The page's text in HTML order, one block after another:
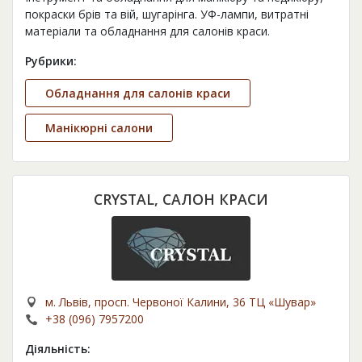
покраски брів та вій, шугарінга. УФ-лампи, витратні
матеріали та обладнання для салонів краси.
Рубрики:
Обладнання для салонів краси
Манікюрні салони
CRYSTAL, САЛОН КРАСИ
м. Львів, просп. Червоної Калини, 36 ТЦ «Шувар»
+38 (096) 7957200
Діяльність: